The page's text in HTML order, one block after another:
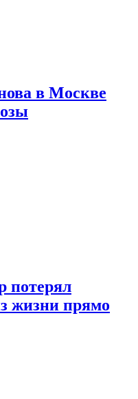
в Москве
потерял
жизни прямо